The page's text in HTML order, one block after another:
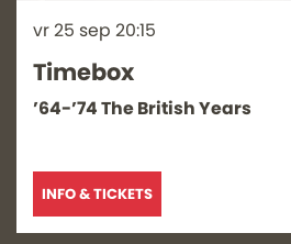
Timebox
’64-’74 The British Years
vr 25 sep 20:15
INFO & TICKETS